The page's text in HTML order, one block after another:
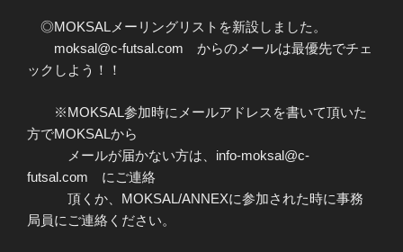
◎MOKSALメーリングリストを新設しました。
moksal@c-futsal.com からのメールは最優先でチェ
ックしよう！！
※MOKSAL参加時にメールアドレスを書いて頂いた
方でMOKSALから
メールが届かない方は、info-moksal@c-
futsal.com にご連絡
頂くか、MOKSAL/ANNEXに参加された時に事務
局員にご連絡ください。